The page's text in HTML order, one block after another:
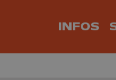
INFOS